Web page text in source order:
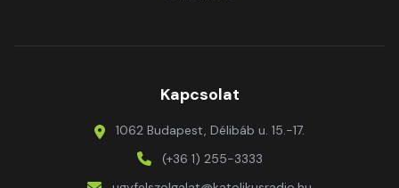
Kapcsolat
1062 Budapest, Délibáb u. 15.-17.
(+36 1) 255-3333